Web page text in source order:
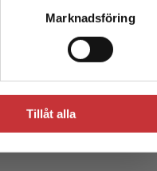
Marknadsföring
Tillåt alla